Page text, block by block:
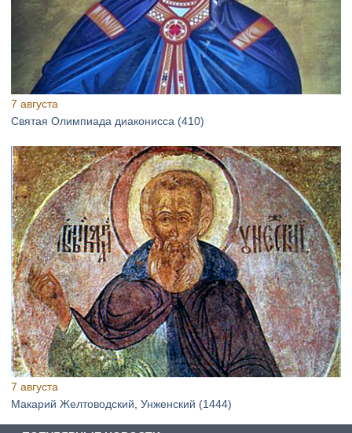
7 августа
Святая Олимпиада диаконисса (410)
7 августа
Макарий Желтоводский, Унженский (1444)